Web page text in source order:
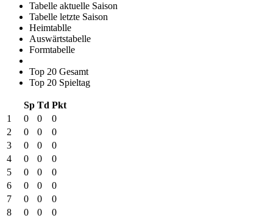
Tabelle aktuelle Saison
Tabelle letzte Saison
Heimtablle
Auswärtstabelle
Formtabelle
Top 20 Gesamt
Top 20 Spieltag
Sp Td Pkt
1
0 0
0
2
0 0
0
3
0 0
0
4
0 0
0
5
0 0
0
6
0 0
0
7
0 0
0
8
0 0
0